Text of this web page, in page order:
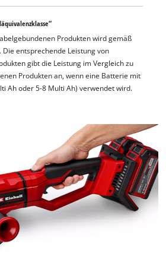
Ergebnisse werden 3,0 Ah Akkus
Lieferung erfolgt ohne Akku und
im praktischen Starter-Set separat
Produkten wird gemäß
Die entsprechende Leistung von
gibt die Leistung im Vergleich zu
Produkten an, wenn eine Batterie mit
Ah oder 5-8 Multi Ah) verwendet wird.